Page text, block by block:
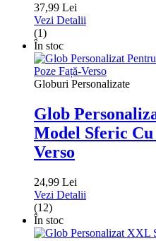
37,99 Lei
Vezi Detalii
(1)
În stoc
Globuri Personalizate
Glob
Model Sferic Cu
Verso
24,99 Lei
Vezi Detalii
(12)
În stoc